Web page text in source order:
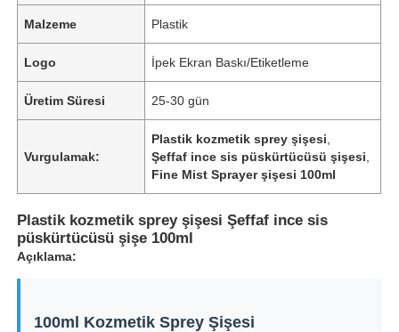
Malzeme Plastik
Logo İpek Ekran Baskı/Etiketleme
Üretim Süresi 25-30 gün
Vurgulamak:
Plastik kozmetik sprey şişesi
Şeffaf ince sis püskürtücüsü şişesi
Fine Mist Sprayer şişesi 100ml
Plastik kozmetik sprey şişesi Şeffaf ince sis
püskürtücüsü şişe 100ml
Açıklama:
100ml Kozmetik Sprey Şişesi